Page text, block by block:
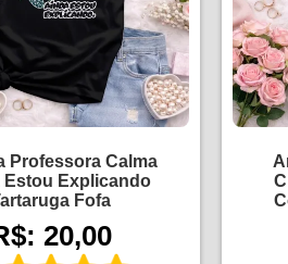
Professora Calma
Estou Explicando
Fofa
20,00